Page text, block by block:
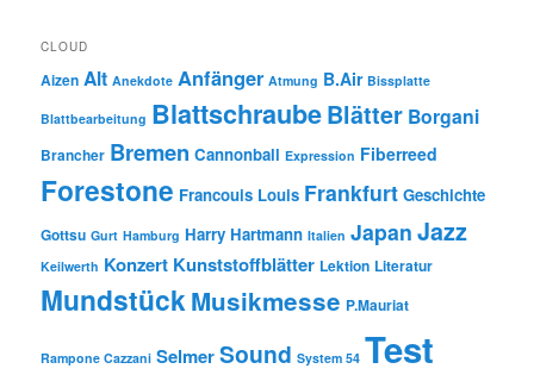
CLOUD
Aizen Alt Anekdote Anfänger Atmung B.Air Bissplatte
Blattbearbeitung BlattschraubeBlätter Borgani
Brancher Bremen Cannonball Expression Fiberreed
Forestone Francouis Louis Frankfurt Geschichte
Gottsu Gurt Hamburg Harry Hartmann Italien Japan Jazz
Keilwerth Konzert Kunststoffblätter Lektion Literatur
MundstückMusikmesse P.Mauriat
Rampone Cazzani SelmerSound System 54 Test